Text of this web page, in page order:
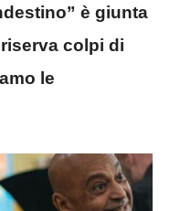
è giunta
colpi di
le